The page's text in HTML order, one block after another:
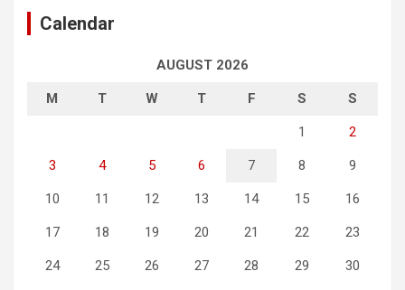
Calendar
AUGUST 2026
M T W T F S S
1 2
3 4 5 6 7 8 9
10 11 12 13 14 15 16
17 18 19 20 21 22 23
24 25 26 27 28 29 30